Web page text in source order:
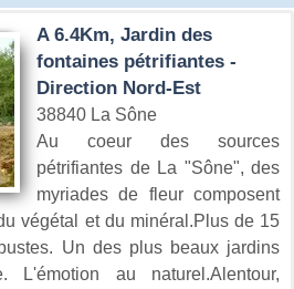
A 6.4Km, Jardin des
fontaines pétrifiantes -
Direction Nord-Est
38840 La Sône
Au coeur des sources
pétrifiantes de La "Sône", des
myriades de fleur composent
végétal et du minéral.Plus de 15
Un des plus beaux jardins
L'émotion au naturel.Alentour,